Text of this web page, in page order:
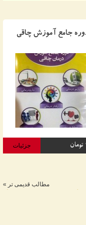
جامع آموزش چاقی
جزئیات
مطالب قدیمی تر »